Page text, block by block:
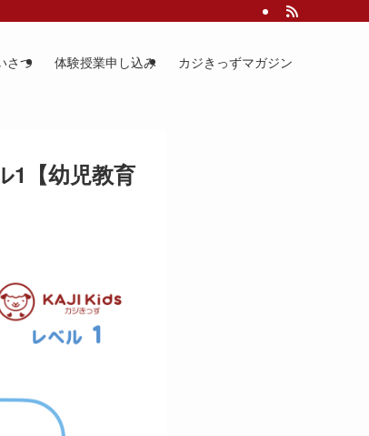
さつ 体験授業申し込み カジきっずマガジン
1【幼児教育